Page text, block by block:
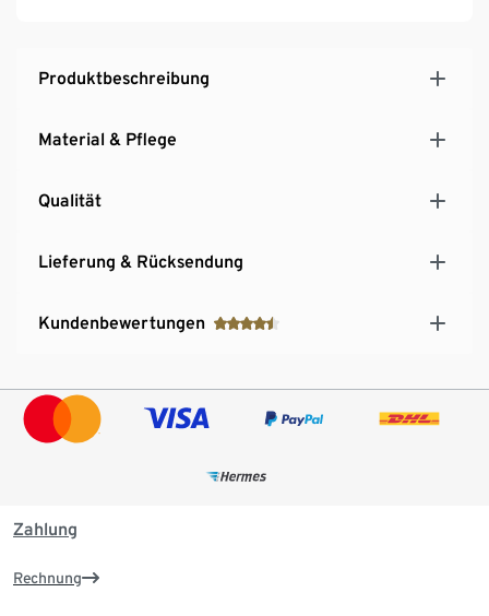
Produktbeschreibung
Material & Pflege
Qualität
Lieferung & Rücksendung
Kundenbewertungen
Zahlung
Rechnung